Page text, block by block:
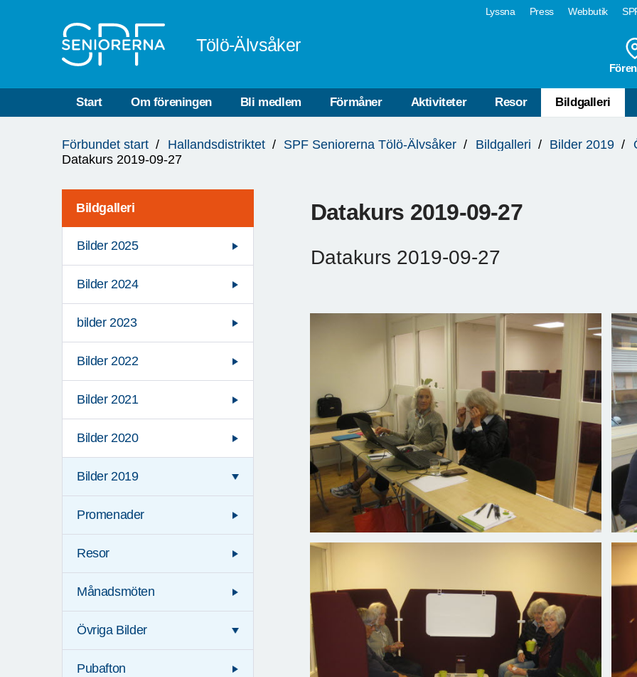
Lyssna Press Webbutik
Tölö-Älvsåker
Start Om föreningen Bli medlem Förmåner Aktiviteter Resor Bildgalleri
är
Förbundet start Hallandsdistriktet SPF Seniorerna Tölö-Älvsåker Bildgalleri Bilder 2019
Datakurs 2019-09-27
Bildgalleri
Bilder 2025
Bilder 2024
bilder 2023
Bilder 2022
Bilder 2021
Bilder 2020
Bilder 2019
Promenader
Resor
Månadsmöten
Övriga Bilder
Pubafton
Datakurs 2019-09-27
Datakurs 2019-09-27